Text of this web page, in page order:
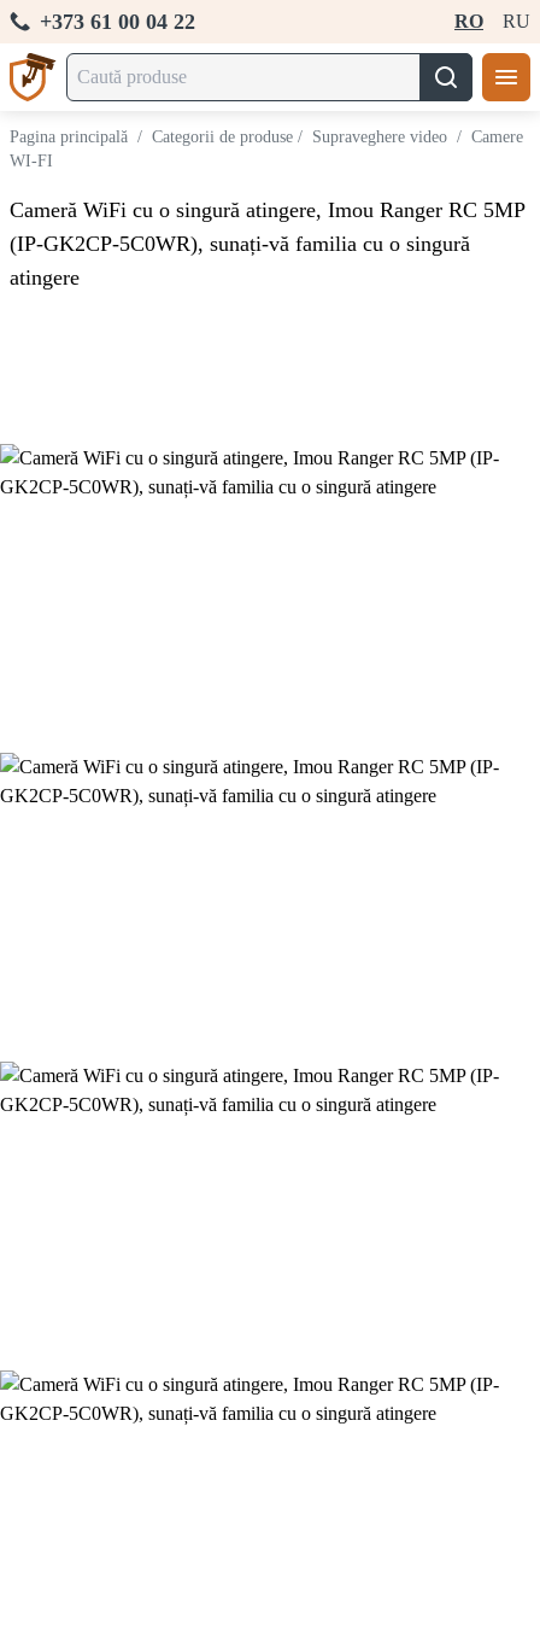
+373 61 00 04 22 RO RU
Pagina principală / Categorii de produse / Supraveghere video / Camere
WI-FI
Cameră WiFi cu o singură atingere, Imou Ranger RC 5MP
(IP-GK2CP-5C0WR), sunați-vă familia cu o singură
atingere